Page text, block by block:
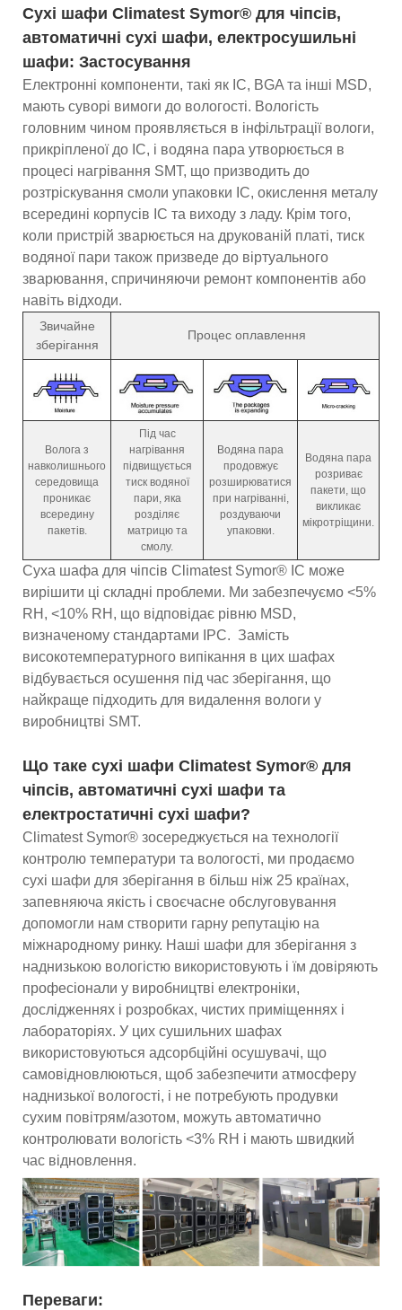
Сухі шафи Climatest Symor® для чіпсів,
автоматичні сухі шафи, електросушильні
шафи: Застосування
Електронні компоненти, такі як IC, BGA та інші MSD,
мають суворі вимоги до вологості. Вологість
головним чином проявляється в інфільтрації вологи,
прикріпленої до IC, і водяна пара утворюється в
процесі нагрівання SMT, що призводить до
розтріскування смоли упаковки IC, окислення металу
всередині корпусів IC та виходу з ладу. Крім того,
коли пристрій зварюється на друкованій платі, тиск
водяної пари також призведе до віртуального
зварювання, спричиняючи ремонт компонентів або
навіть відходи.
Звичайне
зберігання
Процес оплавлення
Волога з
навколишнього
середовища
проникає
всередину
пакетів.
Під час
нагрівання
підвищується
тиск водяної
пари, яка
розділяє
матрицю та
смолу.
Водяна пара
продовжує
розширюватися
при нагріванні,
роздуваючи
упаковки.
Водяна пара
розриває
пакети, що
викликає
мікротріщини.
Суха шафа для чіпсів Climatest Symor® IC може
вирішити ці складні проблеми. Ми забезпечуємо <5%
RH, <10% RH, що відповідає рівню MSD,
визначеному стандартами IPC. Замість
високотемпературного випікання в цих шафах
відбувається осушення під час зберігання, що
найкраще підходить для видалення вологи у
виробництві SMT.
Що таке сухі шафи Climatest Symor® для
чіпсів, автоматичні сухі шафи та
електростатичні сухі шафи?
Climatest Symor® зосереджується на технології
контролю температури та вологості, ми продаємо
сухі шафи для зберігання в більш ніж 25 країнах,
запевняюча якість і своєчасне обслуговування
допомогли нам створити гарну репутацію на
міжнародному ринку. Наші шафи для зберігання з
наднизькою вологістю використовують і їм довіряють
професіонали у виробництві електроніки,
дослідженнях і розробках, чистих приміщеннях і
лабораторіях. У цих сушильних шафах
використовуються адсорбційні осушувачі, що
самовідновлюються, щоб забезпечити атмосферу
наднизької вологості, і не потребують продувки
сухим повітрям/азотом, можуть автоматично
контролювати вологість <3% RH і мають швидкий
час відновлення.
Переваги: